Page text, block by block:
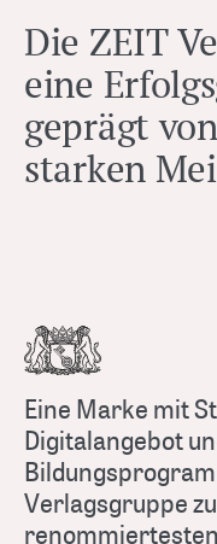
Die ZEIT
eine
geprägt
starken
Eine Marke mit
Digitalangebot
Verlagsgruppe